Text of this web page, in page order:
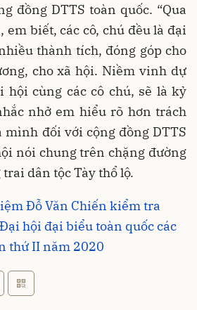
đồng DTTS toàn quốc. “Qua
biết, các cô, chú đều là đại
thành tích, đóng góp cho
cho xã hội. Niềm vinh dự
hội cùng các cô chú, sẽ là kỷ
nhở em hiểu rõ hơn trách
đối với cộng đồng DTTS
nói chung trên chặng đường
dân tộc Tày thổ lộ.
Đỗ Văn Chiến kiểm tra
hội đại biểu toàn quốc các
thứ II năm 2020